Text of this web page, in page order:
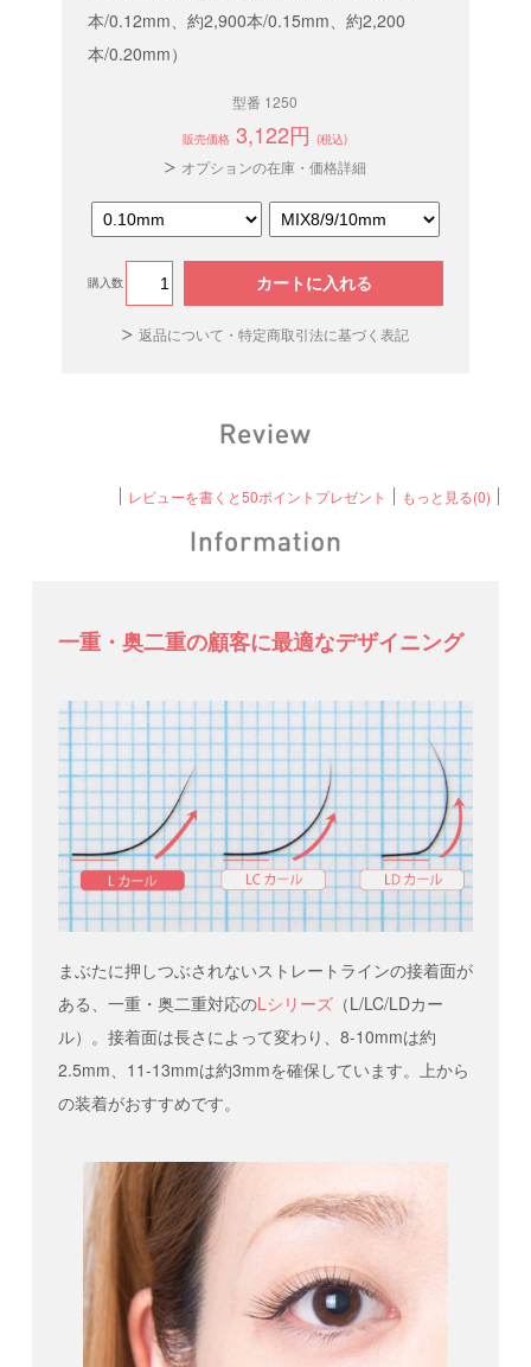
本/0.12mm、約2,900本/0.15mm、約2,200
本/0.20mm）
型番 1250
販売価格 3,122円(税込)
オプションの在庫・価格詳細
購入数 カートに入れる
返品について・特定商取引法に基づく表記
レビューを書くと50ポイントプレゼント もっと見る(0)
一重・奥二重の顧客に最適なデザイニング
まぶたに押しつぶされないストレートラインの接着面が
ある、一重・奥二重対応のLシリーズ（L/LC/LDカー
ル）。接着面は長さによって変わり、8-10mmは約
2.5mm、11-13mmは約3mmを確保しています。上から
の装着がおすすめです。